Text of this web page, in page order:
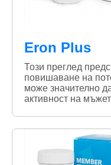
Eron Plus
Този преглед
повишаване на
може значително
активност на